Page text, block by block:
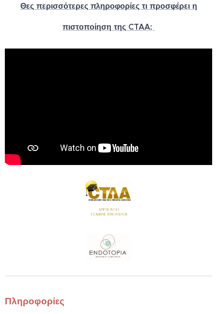
Θες περισσότερες πληροφορίες τι προσφέρει η
πιστοποίηση της CTAA;
Πληροφορίες